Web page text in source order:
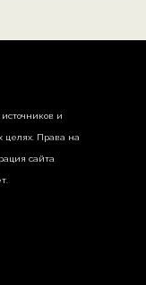
и
целях. Права на
сайта